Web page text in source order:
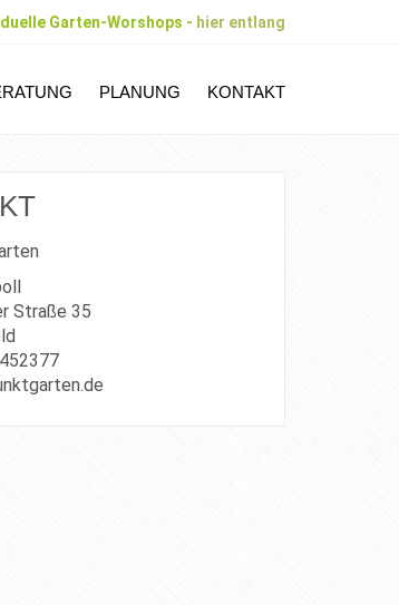
Garten-Worshops - hier entlang
PLANUNG KONTAKT
Straße 35